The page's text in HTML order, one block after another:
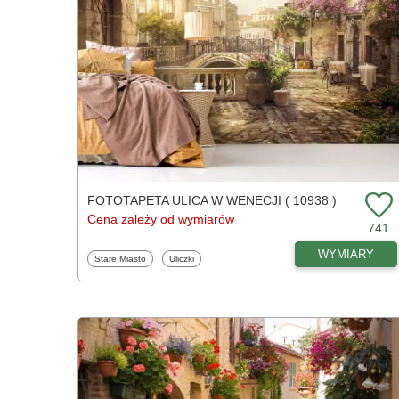
FOTOTAPETA ULICA W WENECJI ( 10938 )
Cena zależy od wymiarów
741
Fototapety
Stare Miasto Fototapety
Uliczki WYMIARY